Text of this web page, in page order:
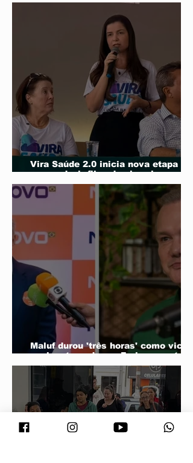
Vira Saúde 2.0 inicia nova etapa
para reduzir filas de cirurgias
eletivas
Maluf durou 'três horas' como vice;
acabou trocado por Farina em ata do
PL